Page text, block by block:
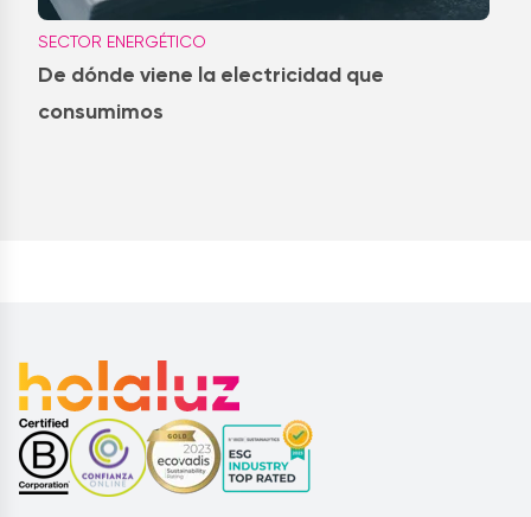
SECTOR ENERGÉTICO
De dónde viene la electricidad que
consumimos